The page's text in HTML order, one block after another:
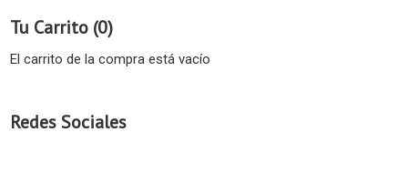
Tu Carrito (0)
El carrito de la compra está vacío
Redes Sociales